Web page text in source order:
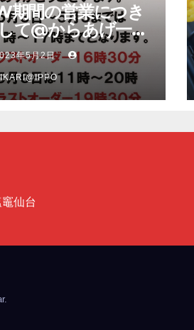
期間の営業につき
て@からあげ一歩
城本店、竈の一歩
店
年5月2日
仙台
.